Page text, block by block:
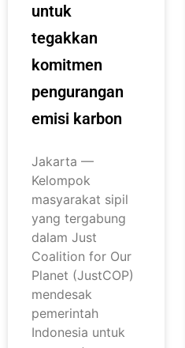
untuk
tegakkan
komitmen
pengurangan
emisi karbon
Jakarta —
Kelompok
masyarakat sipil
yang tergabung
dalam Just
Coalition for Our
Planet (JustCOP)
mendesak
pemerintah
Indonesia untuk